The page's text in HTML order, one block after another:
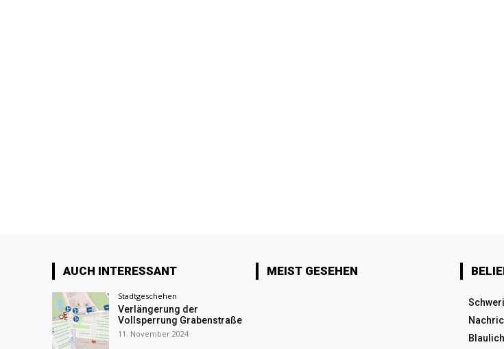
AUCH INTERESSANT
Stadtgeschehen
Verlängerung der
Vollsperrung Grabenstraße
11. November 2024
MEIST GESEHEN